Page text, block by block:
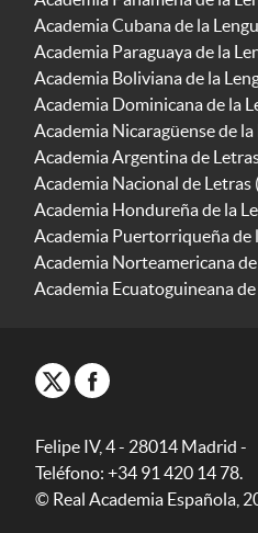
Academia Cubana de la
Academia Paraguaya de la
Academia Boliviana de la
Academia Dominicana de la
Academia Nicaragüense de la
Academia Argentina de
Academia Nacional de Letras
Academia Hondureña de la
Academia Puertorriqueña de
Academia Norteamericana
Academia Ecuatoguineana
Felipe IV, 4 - 28014 Madrid -
Teléfono: +34 91 420 14 78.
© Real Academia Española,